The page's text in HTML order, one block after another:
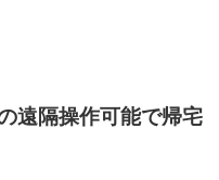
遠隔操作可能で帰宅